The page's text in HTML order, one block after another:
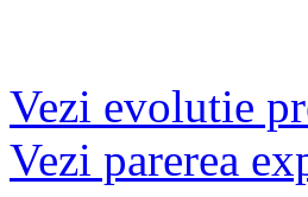
Vezi evolutie
Vezi parerea